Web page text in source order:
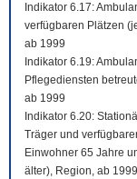
Indikator 6.17:
verfügbaren Plätzen
ab 1999
Indikator 6.19:
Pflegediensten
ab 1999
Indikator 6.20:
Träger und
Einwohner 65 Jahre
älter), Region, ab 1999